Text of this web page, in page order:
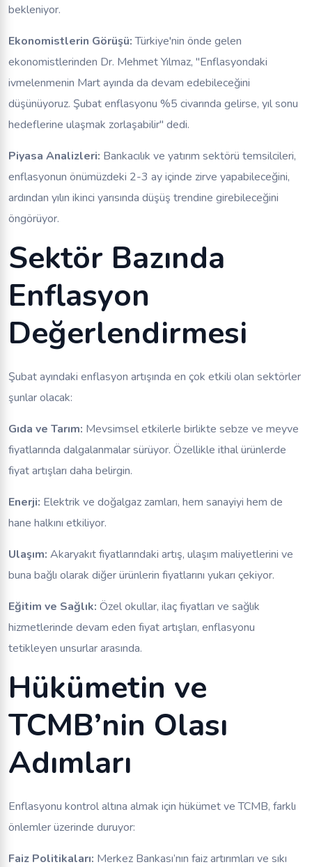
bekleniyor.
Ekonomistlerin Görüşü:Türkiye'nin önde gelen
ekonomistlerinden Dr. Mehmet Yılmaz, "Enflasyondaki
ivmelenmenin Mart ayında da devam edebileceğini
düşünüyoruz. Şubat enflasyonu %5 civarında gelirse, yıl sonu
hedeflerine ulaşmak zorlaşabilir" dedi.
Piyasa Analizleri: Bankacılık ve yatırım sektörü temsilcileri,
enflasyonun önümüzdeki 2-3 ay içinde zirve yapabileceğini,
ardından yılın ikinci yarısında düşüş trendine girebileceğini
öngörüyor.
Sektör Bazında
Enflasyon
Değerlendirmesi
Şubat ayındaki enflasyon artışında en çok etkili olan sektörler
şunlar olacak:
Gıda ve Tarım: Mevsimsel etkilerle birlikte sebze ve meyve
fiyatlarında dalgalanmalar sürüyor. Özellikle ithal ürünlerde
fiyat artışları daha belirgin.
Enerji: Elektrik ve doğalgaz zamları, hem sanayiyi hem de
hane halkını etkiliyor.
Ulaşım: Akaryakıt fiyatlarındaki artış, ulaşım maliyetlerini ve
buna bağlı olarak diğer ürünlerin fiyatlarını yukarı çekiyor.
Eğitim ve Sağlık: Özel okullar, ilaç fiyatları ve sağlık
hizmetlerinde devam eden fiyat artışları, enflasyonu
tetikleyen unsurlar arasında.
Hükümetin ve
TCMB’nin Olası
Adımları
Enflasyonu kontrol altına almak için hükümet ve TCMB, farklı
önlemler üzerinde duruyor:
Faiz Politikaları: Merkez Bankası’nın faiz artırımları ve sıkı